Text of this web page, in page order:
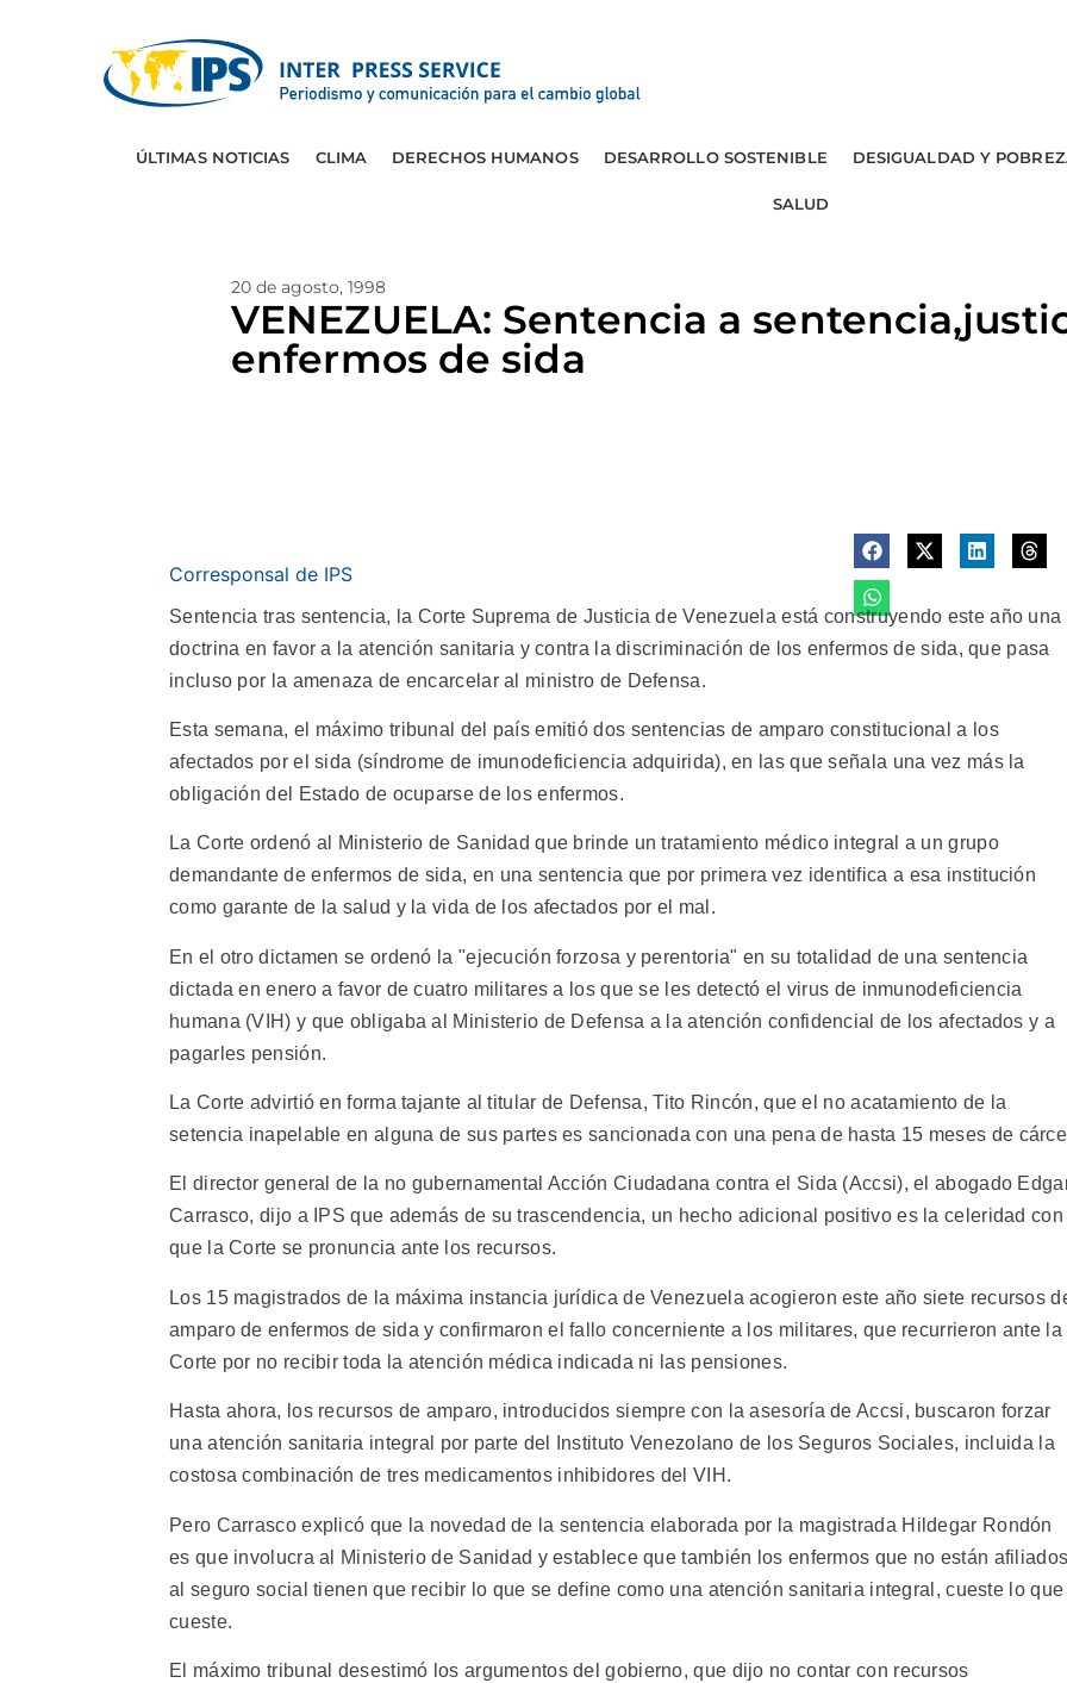
ÚLTIMAS NOTICIAS CLIMA DERECHOS HUMANOS DESARROLLO SOSTENIBLE DESIGUALDAD Y
SALUD
20 de agosto, 1998
VENEZUELA: Sentencia a
enfermos de sida
Corresponsal de IPS
Sentencia tras sentencia, la Corte Suprema de Justicia de Venezuela está construyendo este año una
doctrina en favor a la atención sanitaria y contra la discriminación de los enfermos de sida, que pasa
incluso por la amenaza de encarcelar al ministro de Defensa.
Esta semana, el máximo tribunal del país emitió dos sentencias de amparo constitucional a los
afectados por el sida (síndrome de imunodeficiencia adquirida), en las que señala una vez más la
obligación del Estado de ocuparse de los enfermos.
La Corte ordenó al Ministerio de Sanidad que brinde un tratamiento médico integral a un grupo
demandante de enfermos de sida, en una sentencia que por primera vez identifica a esa institución
como garante de la salud y la vida de los afectados por el mal.
En el otro dictamen se ordenó la "ejecución forzosa y perentoria" en su totalidad de una sentencia
dictada en enero a favor de cuatro militares a los que se les detectó el virus de inmunodeficiencia
humana (VIH) y que obligaba al Ministerio de Defensa a la atención confidencial de los afectados y a
pagarles pensión.
La Corte advirtió en forma tajante al titular de Defensa, Tito Rincón, que el no acatamiento de la
setencia inapelable en alguna de sus partes es sancionada con una pena de hasta 15 meses de
El director general de la no gubernamental Acción Ciudadana contra el Sida (Accsi), el abogado
Carrasco, dijo a IPS que además de su trascendencia, un hecho adicional positivo es la celeridad con
que la Corte se pronuncia ante los recursos.
Los 15 magistrados de la máxima instancia jurídica de Venezuela acogieron este año siete recursos
amparo de enfermos de sida y confirmaron el fallo concerniente a los militares, que recurrieron ante la
Corte por no recibir toda la atención médica indicada ni las pensiones.
Hasta ahora, los recursos de amparo, introducidos siempre con la asesoría de Accsi, buscaron forzar
una atención sanitaria integral por parte del Instituto Venezolano de los Seguros Sociales, incluida la
costosa combinación de tres medicamentos inhibidores del VIH.
Pero Carrasco explicó que la novedad de la sentencia elaborada por la magistrada Hildegar Rondón
es que involucra al Ministerio de Sanidad y establece que también los enfermos que no están
al seguro social tienen que recibir lo que se define como una atención sanitaria integral, cueste lo que
cueste.
El máximo tribunal desestimó los argumentos del gobierno, que dijo no contar con recursos